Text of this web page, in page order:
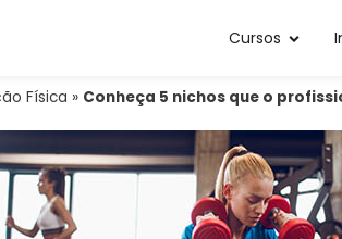
Cursos
Física » Conheça 5 nichos que o